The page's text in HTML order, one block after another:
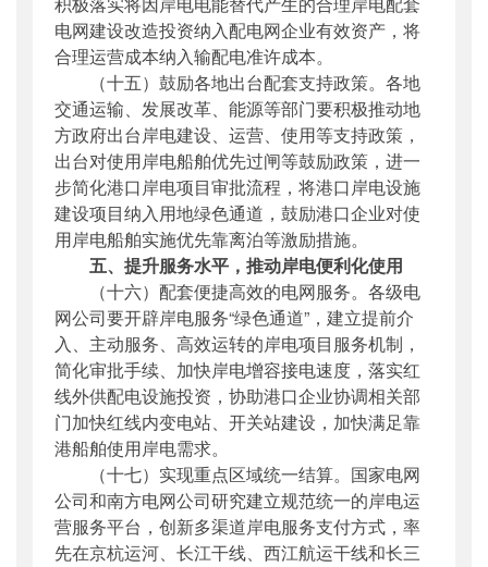
电网建设改造投资纳入配电网企业有效资产，将
合理运营成本纳入输配电准许成本。
（十五）鼓励各地出台配套支持政策。各地
交通运输、发展改革、能源等部门要积极推动地
方政府出台岸电建设、运营、使用等支持政策，
出台对使用岸电船舶优先过闸等鼓励政策，进一
步简化港口岸电项目审批流程，将港口岸电设施
建设项目纳入用地绿色通道，鼓励港口企业对使
用岸电船舶实施优先靠离泊等激励措施。
五、提升服务水平，推动岸电便利化使用
（十六）配套便捷高效的电网服务。各级电
网公司要开辟岸电服务“绿色通道”，建立提前介
入、主动服务、高效运转的岸电项目服务机制，
简化审批手续、加快岸电增容接电速度，落实红
线外供配电设施投资，协助港口企业协调相关部
门加快红线内变电站、开关站建设，加快满足靠
港船舶使用岸电需求。
（十七）实现重点区域统一结算。国家电网
公司和南方电网公司研究建立规范统一的岸电运
营服务平台，创新多渠道岸电服务支付方式，率
先在京杭运河、长江干线、西江航运干线和长三